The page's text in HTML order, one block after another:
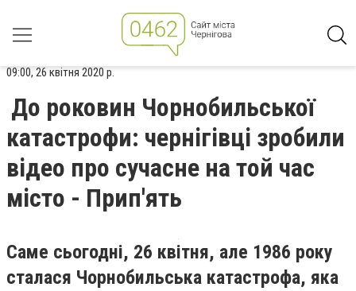
09:00, 26 квітня 2020 р.
До роковин Чорнобильської
катастрофи: чернігівці зробили
відео про сучасне на той час
місто - Прип'ять
Саме сьогодні, 26 квітня, але 1986 року
сталася Чорнобильська катастрофа, яка